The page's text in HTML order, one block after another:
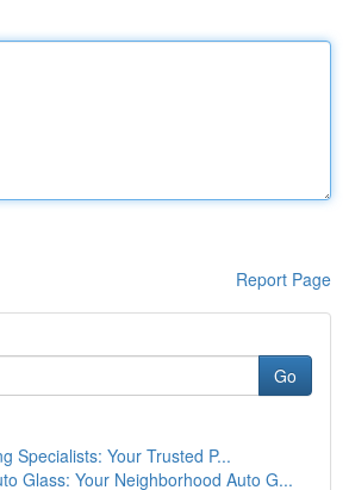
Report Page
Go
Specialists: Your Trusted P...
Glass: Your Neighborhood Auto G...